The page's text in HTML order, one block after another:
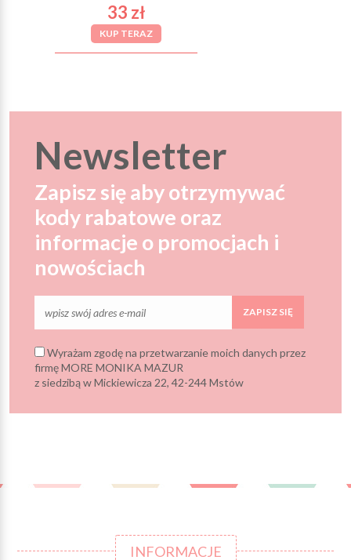
33 zł
KUP TERAZ
Newsletter
Zapisz się aby otrzymywać
kody rabatowe oraz
informacje o promocjach i
nowościach
ZAPISZ SIĘ
Wyrażam zgodę na przetwarzanie moich danych przez
firmę MORE MONIKA MAZUR
z siedzibą w Mickiewicza 22, 42-244 Mstów
INFORMACJE